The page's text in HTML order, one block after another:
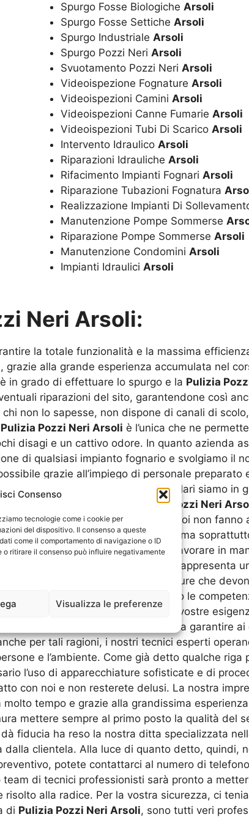
Consenso
tecnologie come i cookie per
del dispositivo. Il consenso a queste
come il comportamento di navigazione o ID
ritirare il consenso può influire negativamente
Visualizza le preferenze
Spurgo Fosse BiologicheArsoli
Spurgo Fosse SetticheArsoli
Spurgo IndustrialeArsoli
Spurgo Pozzi NeriArsoli
Svuotamento Pozzi NeriArsoli
Videoispezione FognatureArsoli
Videoispezioni CaminiArsoli
Videoispezioni Canne FumarieArsoli
Videoispezioni Tubi Di ScaricoArsoli
Intervento IdraulicoArsoli
Riparazioni IdraulicheArsoli
Rifacimento Impianti FognariArsoli
Riparazione Tubazioni Fognatura
Realizzazione Impianti Di
Manutenzione Pompe Sommerse
Riparazione Pompe SommerseArsoli
Manutenzione CondominiArsoli
Impianti IdrauliciArsoli
Neri Arsoli:
la totale funzionalità e la massima
alla grande esperienza accumulata nel
in grado di effettuare lo spurgo e la Pulizia
riparazioni del sito, garantendone così
non lo sapesse, non dispone di canali di
Pulizia Pozzi Neri Arsoli è l’unica che ne
disagi e un cattivo odore. In quanto azienda
di qualsiasi impianto fognario e svolgiamo il
grazie all’impiego di personale preparato
di queste attrezzature particolari siamo in
ditta specializzata nella
Pulizia Pozzi Neri
strutture industriali o uffici, per noi non fanno
nel più breve tempo possibile, ma
tale che il vostro impianto possa lavorare in
nelle cittadine di provincia, rappresenta
vengono utilizzati e delle procedure che
può garantire ambo le
scelto l’impresa migliore per le vostre
mestiere delicato in quanto serve a garantire
per tali ragioni, i nostri tecnici esperti
e l’ambiente. Come già detto qualche riga
l’uso di apparecchiature sofisticate e di
con noi e non resterete delusi. La nostra
tempo e grazie alla grandissima
mettere sempre al primo posto la qualità del
fiducia ha reso la nostra ditta specializzata
clientela. Alla luce di quanto detto, quindi,
potete contattarci al numero di
di tecnici professionisti sarà pronto a
alla radice. Per la vostra sicurezza, ci
di Pulizia Pozzi Neri Arsoli, sono tutti veri